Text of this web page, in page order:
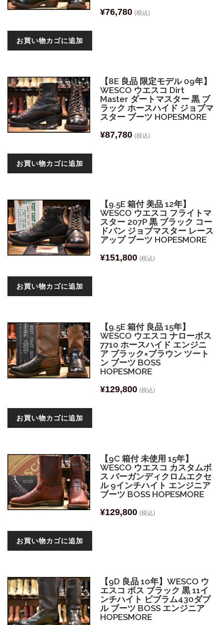
¥76,780 (税込)
お買い物カゴに追加
【8E 良品 限定モデル 09年】
WESCO ウエスコ Dirt
Master ダートマスター 黒 ブ
ラック ホースハイド ジョブマ
スター ブーツ HOPESMORE
¥87,780 (税込)
お買い物カゴに追加
【9.5E 箱付 美品 12年】
WESCO ウエスコ フライトマ
スター 207P 黒 ブラック コー
ドバン ジョブマスター レース
アップ ブーツ HOPESMORE
¥151,800 (税込)
お買い物カゴに追加
【9.5E 箱付 良品 15年】
WESCO ウエスコ ナローボス
7710 ホースハイド エンジニ
ア ブラック×ブラウン ツート
ン ブーツ BOSS
HOPESMORE
¥129,800 (税込)
お買い物カゴに追加
【9C 箱付 未使用 15年】
WESCO ウエスコ カスタムボ
ス バーガンディクロムエクセ
ル 9インチハイト エンジニア
ブーツ BOSS HOPESMORE
¥129,800 (税込)
お買い物カゴに追加
【9D 良品 10年】WESCO ウ
エスコ ボス ブラック 黒 11イ
ンチハイト ビブラム430ダブ
ル ブーツ BOSS エンジニア
HOPESMORE